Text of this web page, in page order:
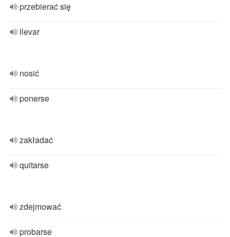
przebierać się
llevar
nosić
ponerse
zakładać
quitarse
zdejmować
probarse